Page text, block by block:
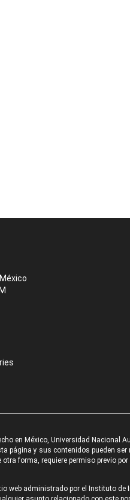
en México, Universidad Nacional
página y sus contenidos pueden
otra forma, requiere permiso previo
web administrado por el Instituto de